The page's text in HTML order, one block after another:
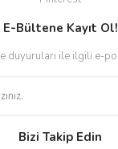
E-Bültene Kayıt Ol!
duyuruları ile ilgili e-
Bizi Takip Edin